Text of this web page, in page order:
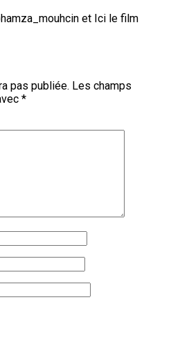
et Ici le film
pas publiée. Les champs
*